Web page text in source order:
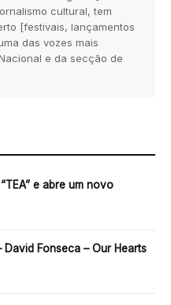
cultural, tem
[festivais, lançamentos
das vozes mais
e da secção de
e abre um novo
David Fonseca – Our Hearts